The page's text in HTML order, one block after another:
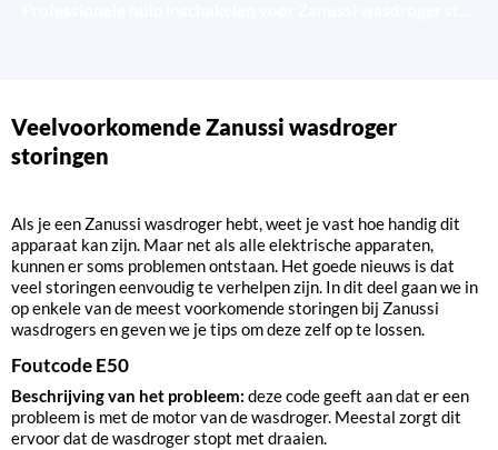
Veelvoorkomende Zanussi wasdroger
storingen
Als je een Zanussi wasdroger hebt, weet je vast hoe handig dit
apparaat kan zijn. Maar net als alle elektrische apparaten,
kunnen er soms problemen ontstaan. Het goede nieuws is dat
veel storingen eenvoudig te verhelpen zijn. In dit deel gaan we in
op enkele van de meest voorkomende storingen bij Zanussi
wasdrogers en geven we je tips om deze zelf op te lossen.
Foutcode E50
Beschrijving van het probleem: deze code geeft aan dat er een
probleem is met de motor van de wasdroger. Meestal zorgt dit
ervoor dat de wasdroger stopt met draaien.